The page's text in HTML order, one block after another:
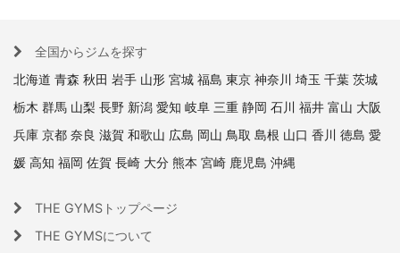
全国からジムを探す
北海道 青森 秋田 岩手 山形 宮城 福島 東京 神奈川 埼玉 千葉 茨城
栃木 群馬 山梨 長野 新潟 愛知 岐阜 三重 静岡 石川 福井 富山 大阪
兵庫 京都 奈良 滋賀 和歌山 広島 岡山 鳥取 島根 山口 香川 徳島 愛
媛 高知 福岡 佐賀 長崎 大分 熊本 宮崎 鹿児島 沖縄
THE GYMSトップページ
THE GYMSについて